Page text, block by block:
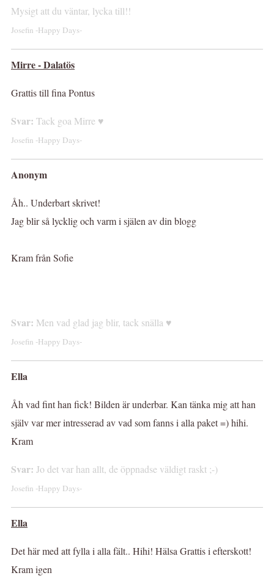
Mysigt att du väntar, lycka till!!
Josefin -Happy Days-
Mirre - Dalatös
Grattis till fina Pontus
Svar: Tack goa Mirre ♥
Josefin -Happy Days-
Anonym
Åh.. Underbart skrivet!
Jag blir så lycklig och varm i själen av din blogg
Kram från Sofie
Svar: Men vad glad jag blir, tack snälla ♥
Josefin -Happy Days-
Ella
Åh vad fint han fick! Bilden är underbar. Kan tänka mig att han
själv var mer intresserad av vad som fanns i alla paket =) hihi.
Kram
Svar: Jo det var han allt, de öppnadse väldigt raskt ;-)
Josefin -Happy Days-
Ella
Det här med att fylla i alla fält.. Hihi! Hälsa Grattis i efterskott!
Kram igen